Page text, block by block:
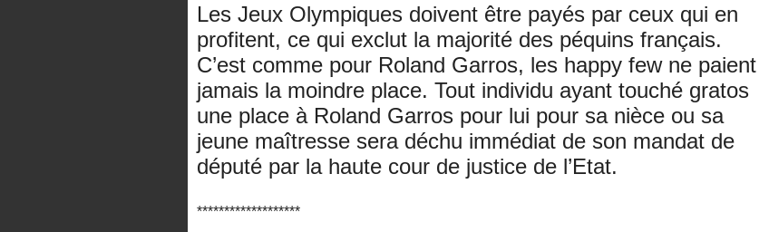
Les Jeux Olympiques doivent être payés par ceux qui en
profitent, ce qui exclut la majorité des péquins français.
C’est comme pour Roland Garros, les happy few ne paient
jamais la moindre place. Tout individu ayant touché gratos
une place à Roland Garros pour lui pour sa nièce ou sa
jeune maîtresse sera déchu immédiat de son mandat de
député par la haute cour de justice de l’Etat.
*******************